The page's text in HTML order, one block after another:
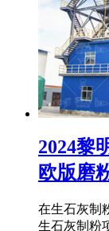
2024黎
欧版磨
在生石灰制
生石灰制粉